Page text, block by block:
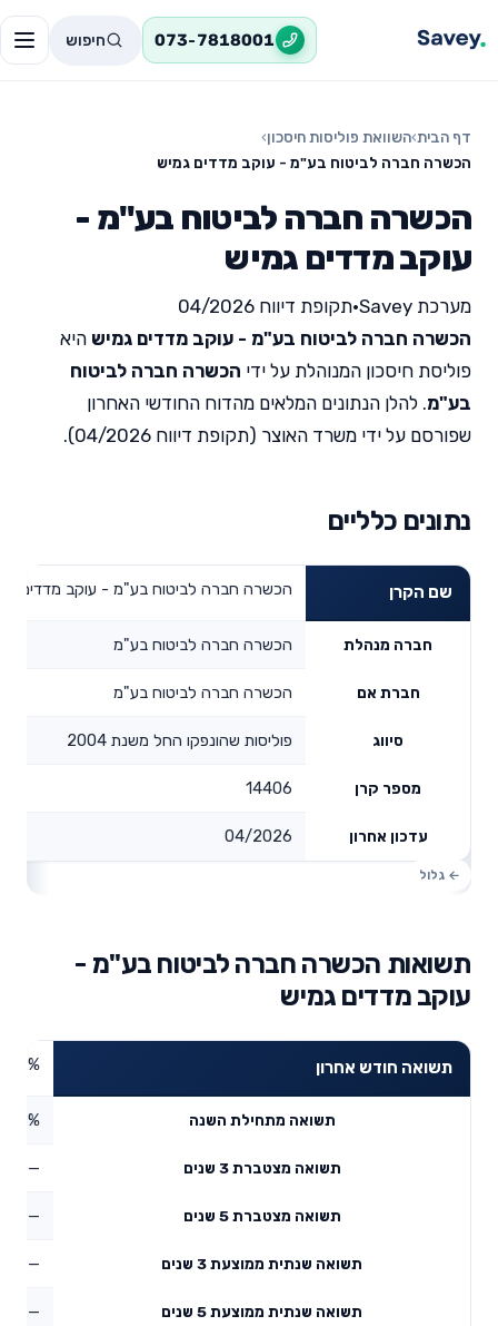
073-7818001 חיפוש
דף הבית›השוואת פוליסות חיסכון›
הכשרה חברה לביטוח בע"מ - עוקב מדדים גמיש
הכשרה חברה לביטוח בע"מ -
עוקב מדדים גמיש
מערכת Savey •תקופת דיווח 04/2026
הכשרה חברה לביטוח בע"מ - עוקב מדדים גמיש היא
פוליסת חיסכון המנוהלת על ידי הכשרה חברה לביטוח
בע"מ. להלן הנתונים המלאים מהדוח החודשי האחרון
שפורסם על ידי משרד האוצר (תקופת דיווח 04/2026).
נתונים כלליים
שם הקרן הכשרה חברה לביטוח בע"מ - עוקב מדדים
חברה מנהלת הכשרה חברה לביטוח בע"מ
חברת אם הכשרה חברה לביטוח בע"מ
סיווג פוליסות שהונפקו החל משנת 2004
מספר קרן 14406
עדכון אחרון 04/2026
תשואות הכשרה חברה לביטוח בע"מ -
עוקב מדדים גמיש
תשואה חודש אחרון
תשואה מתחילת השנה 3.13%
תשואה מצטברת 3 שנים —
תשואה מצטברת 5 שנים —
תשואה שנתית ממוצעת 3 שנים —
תשואה שנתית ממוצעת 5 שנים —